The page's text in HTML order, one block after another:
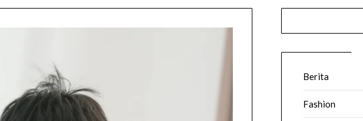
Berita
Fashion